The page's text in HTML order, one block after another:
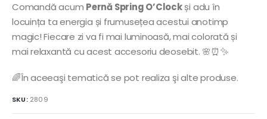
Comandă acum Pernă Spring O’Clockși adu în
locuința ta energia și frumusețea acestui anotimp
magic! Fiecare zi va fi mai luminoasă, mai colorată și
mai relaxantă cu acest accesoriu deosebit. 🌸⏰✨
🌈În aceeaşi tematică se pot realiza şi alte produse.
SKU: 2809